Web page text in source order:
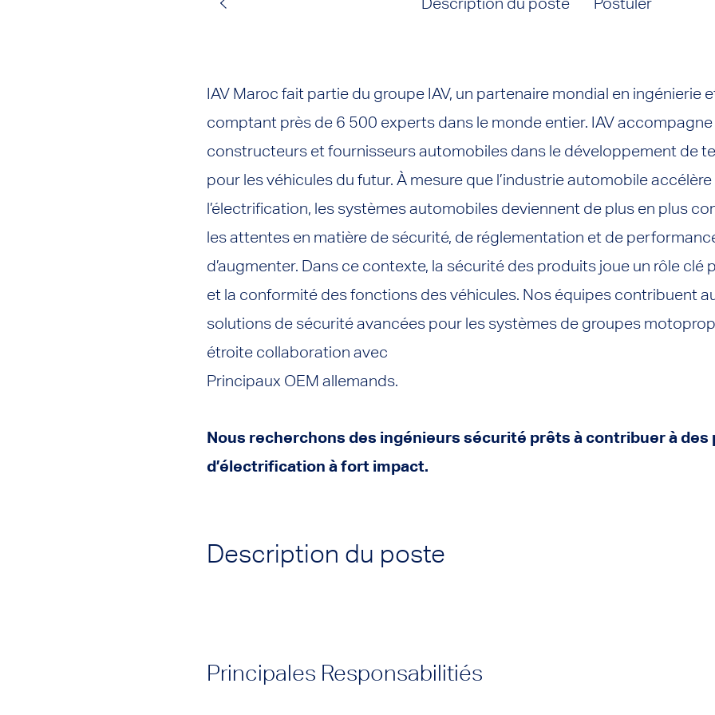
IAV Maroc fait partie du groupe IAV, un partenaire mondial en ingénierie
comptant près de 6 500 experts dans le monde entier. IAV
constructeurs et fournisseurs automobiles dans le développement de
pour les véhicules du futur. À mesure que l’industrie automobile
l’électrification, les systèmes automobiles deviennent de plus en plus
les attentes en matière de sécurité, de réglementation et de
d’augmenter. Dans ce contexte, la sécurité des produits joue un rôle clé
et la conformité des fonctions des véhicules. Nos équipes contribuent
solutions de sécurité avancées pour les systèmes de groupes
étroite collaboration avec
Principaux OEM allemands.
Nous recherchons des ingénieurs sécurité prêts à contribuer à des
d’électrification à fort impact.
Description du poste
Principales Responsabilitiés